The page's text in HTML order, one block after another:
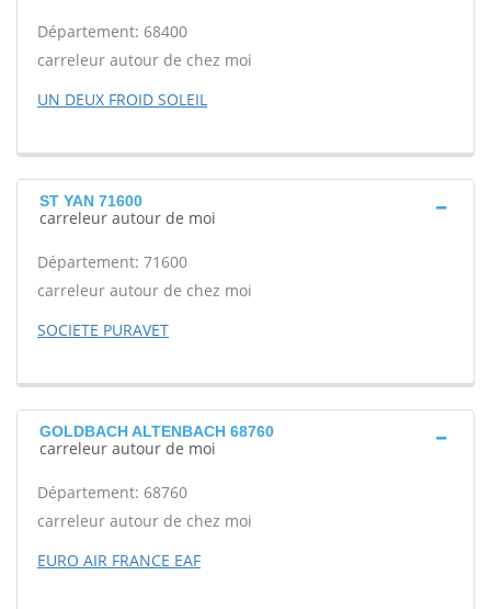
Département: 68400
carreleur autour de chez moi
UN DEUX FROID SOLEIL
ST YAN 71600
carreleur autour de moi
Département: 71600
carreleur autour de chez moi
SOCIETE PURAVET
GOLDBACH ALTENBACH 68760
carreleur autour de moi
Département: 68760
carreleur autour de chez moi
EURO AIR FRANCE EAF